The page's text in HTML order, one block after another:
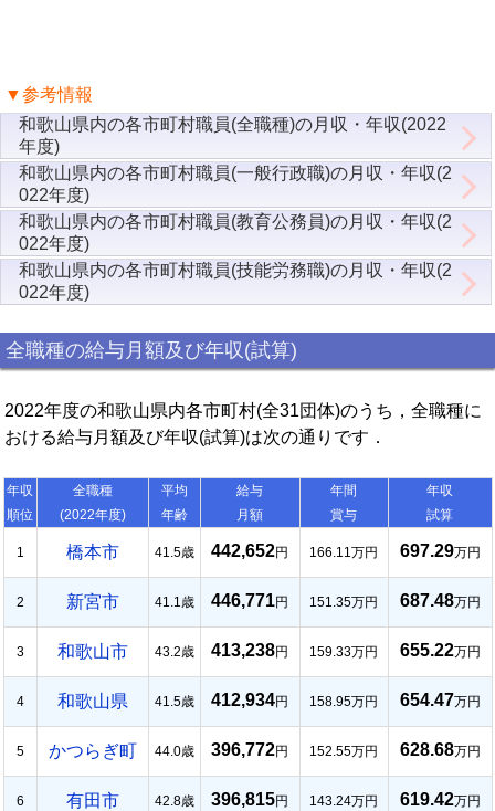
▼参考情報
和歌山県内の各市町村職員(全職種)の月収・年収(2022
年度)
和歌山県内の各市町村職員(一般行政職)の月収・年収(2
022年度)
和歌山県内の各市町村職員(教育公務員)の月収・年収(2
022年度)
和歌山県内の各市町村職員(技能労務職)の月収・年収(2
022年度)
全職種の給与月額及び年収(試算)
2022年度の和歌山県内各市町村(全31団体)のうち，全職種に
おける給与月額及び年収(試算)は次の通りです．
年収
順位
全職種
(2022年度)
平均
年齢
給与
月額
年間
賞与
年収
試算
1 橋本市 41.5歳 442,652円 166.11万円 697.29万円
2 新宮市 41.1歳 446,771円 151.35万円 687.48万円
3 和歌山市 43.2歳 413,238円 159.33万円 655.22万円
4 和歌山県 41.5歳 412,934円 158.95万円 654.47万円
5 かつらぎ町 44.0歳 396,772円 152.55万円 628.68万円
6 有田市 42.8歳 396,815円 143.24万円 619.42万円